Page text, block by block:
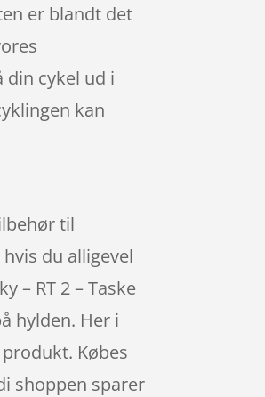
er blandt det
cykel ud i
kan
til
du alligevel
– RT 2 – Taske
hylden. Her i
Købes
shoppen sparer